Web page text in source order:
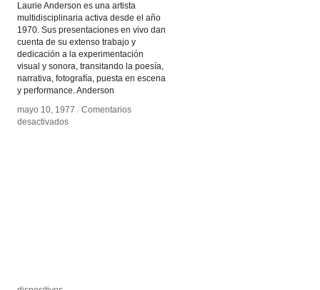
Laurie Anderson es una artista
multidisciplinaria activa desde el año
1970. Sus presentaciones en vivo dan
cuenta de su extenso trabajo y
dedicación a la experimentación
visual y sonora, transitando la poesía,
narrativa, fotografía, puesta en escena
y performance. Anderson
mayo 10, 1977 / Comentarios
desactivadosen
mayo 10, 1977 / Comentarios
desactivadosen